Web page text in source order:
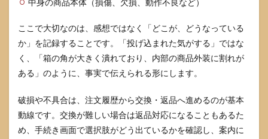
中身の商品本体（損傷、欠損、動作不良など）
ここで大切なのは、感想ではなく「どこが、どうなっている
か」を記録することです。「投げ込まれた気がする」ではな
く、「箱の角が大きく潰れており、内部の商品外装に割れが
ある」のように、事実で伝えられる形にします。
破損や不具合は、注文履歴から交換・返品へ進めるのが基本
動線です。交換が難しい場合は返品対応になることもあるた
め、手続き画面で選択肢がどう出ているかを確認し、案内に